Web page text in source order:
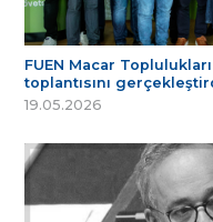
FUEN Macar
toplantısını
19.05.2026